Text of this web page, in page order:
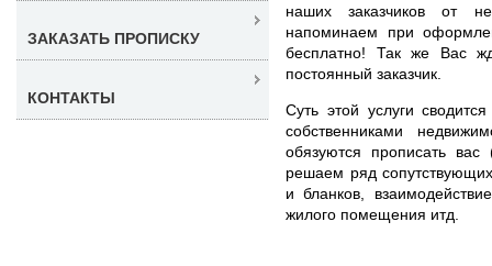
наших заказчиков от
напоминаем при
бесплатно! Так же Вас
постоянный заказчик.
Суть этой услуги
собственниками
обязуются прописать
решаем ряд
и бланков,
жилого помещения итд.
ЗАКАЗАТЬ ПРОПИСКУ
КОНТАКТЫ